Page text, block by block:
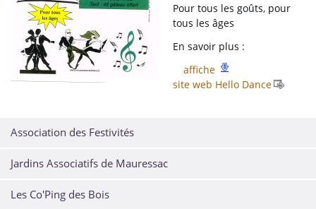
Pour tous les goûts, pour
tous les âges
En savoir plus :
affiche
site web Hello Dance
Association des Festivités
Jardins Associatifs de Mauressac
Les Co'Ping des Bois